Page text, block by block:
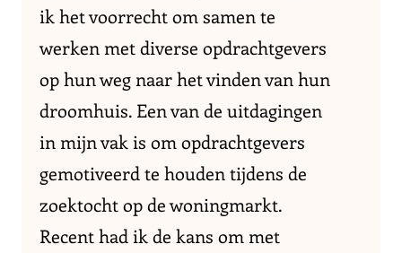
ik het voorrecht om samen te
werken met diverse opdrachtgevers
op hun weg naar het vinden van hun
droomhuis. Een van de uitdagingen
in mijn vak is om opdrachtgevers
gemotiveerd te houden tijdens de
zoektocht op de woningmarkt.
Recent had ik de kans om met